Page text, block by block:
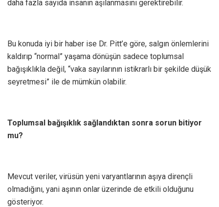
daha fazla sayıda insanın aşılanmasını gerektirebilir.
Bu konuda iyi bir haber ise Dr. Pitt’e göre, salgın önlemlerini
kaldırıp “normal” yaşama dönüşün sadece toplumsal
bağışıklıkla değil, “vaka sayılarının istikrarlı bir şekilde düşük
seyretmesi” ile de mümkün olabilir.
Toplumsal bağışıklık sağlandıktan sonra sorun bitiyor
mu?
Mevcut veriler, virüsün yeni varyantlarının aşıya dirençli
olmadığını, yani aşının onlar üzerinde de etkili olduğunu
gösteriyor.